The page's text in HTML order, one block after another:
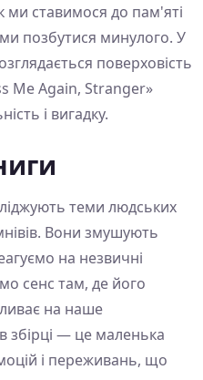
ми ставимося до пам'яті
позбутися минулого. У
поверховість
Me Again, Stranger»
і вигадку.
теми людських
Вони змушують
на незвичні
сенс там, де його
на наше
збірці — це маленька
і переживань, що